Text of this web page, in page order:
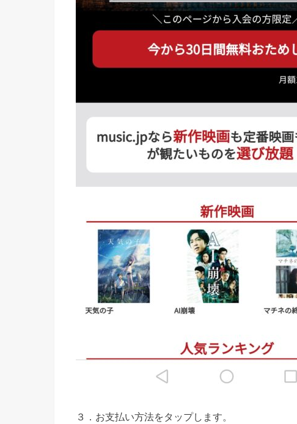
３．お支払い方法をタップします。